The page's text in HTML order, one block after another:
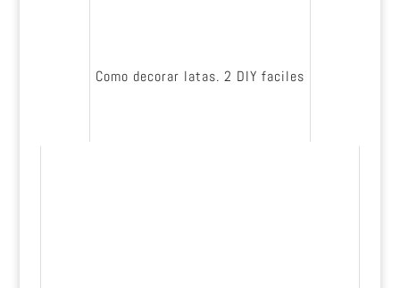
Como decorar latas. 2 DIY faciles